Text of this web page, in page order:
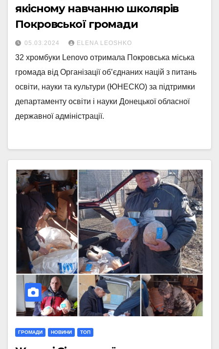
якісному навчанню школярів
Покровської громади
05.03.2024 ELENA LEOSHKO
32 хромбуки Lenovo отримала Покровська міська
громада від Організації обʼєднаних націй з питань
освіти, науки та культури (ЮНЕСКО) за підтримки
департаменту освіти і науки Донецької обласної
державної адміністрації.
ГРОМАДИ НОВИНИ ТОП